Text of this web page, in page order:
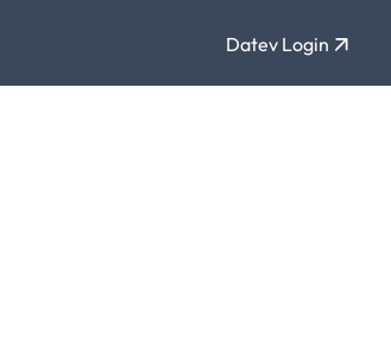
Datev Login